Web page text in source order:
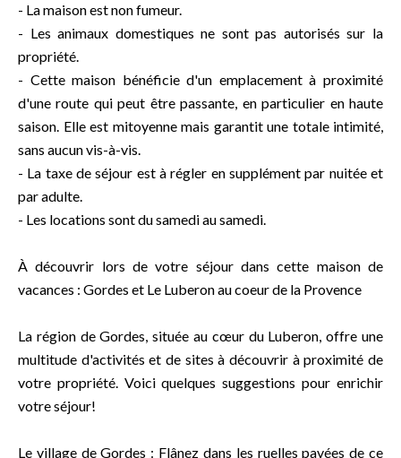
- La maison est non fumeur.
- Les animaux domestiques ne sont pas autorisés sur la
propriété.
- Cette maison bénéficie d'un emplacement à proximité
d'une route qui peut être passante, en particulier en haute
saison. Elle est mitoyenne mais garantit une totale intimité,
sans aucun vis-à-vis.
- La taxe de séjour est à régler en supplément par nuitée et
par adulte.
- Les locations sont du samedi au samedi.
À découvrir lors de votre séjour dans cette maison de
vacances : Gordes et Le Luberon au coeur de la Provence
La région de Gordes, située au cœur du Luberon, offre une
multitude d'activités et de sites à découvrir à proximité de
votre propriété. Voici quelques suggestions pour enrichir
votre séjour!
Le village de Gordes : Flânez dans les ruelles pavées de ce